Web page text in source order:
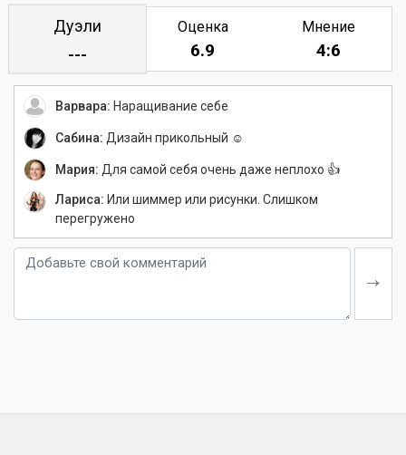
Дуэли
---
Оценка
6.9
Мнение
4:6
Варвара: Наращивание себе
Сабина: Дизайн прикольный ☺️
Мария: Для самой себя очень даже неплохо 👍
Лариса: Или шиммер или рисунки. Слишком
перегружено